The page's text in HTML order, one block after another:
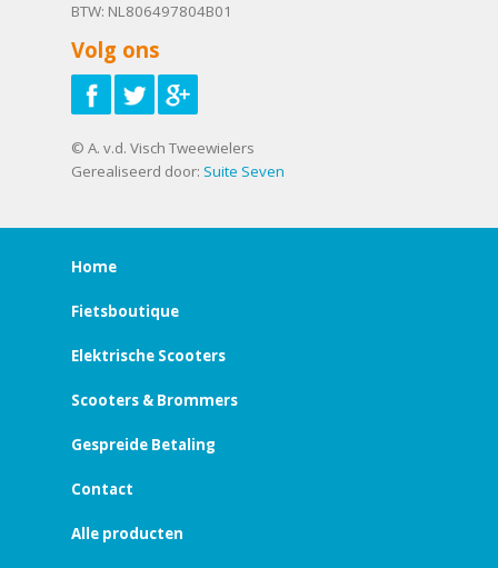
BTW: NL806497804B01
Volg ons
© A. v.d. Visch Tweewielers
Gerealiseerd door: Suite Seven
Home
Fietsboutique
Elektrische Scooters
Scooters & Brommers
Gespreide Betaling
Contact
Alle producten